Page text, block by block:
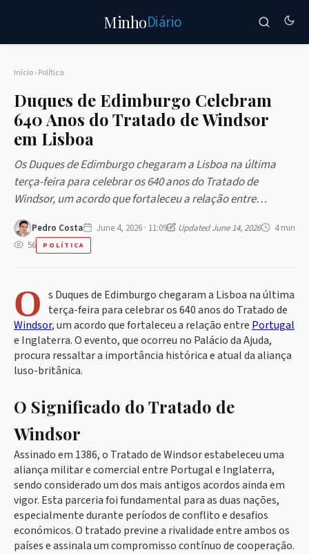
MinhoDiário
Início›Política
Duques de Edimburgo Celebram
640 Anos do Tratado de Windsor
em Lisboa
Os Duques de Edimburgo chegaram a Lisboa na última
terça-feira para celebrar os 640 anos do Tratado de
Windsor, um acordo que fortaleceu a relação entre…
Pedro Costa June 4, 2026 · 11:09 Updated June 14, 2026
4 min
56
POLÍTICA
O s Duques de Edimburgo chegaram a Lisboa na última
terça-feira para celebrar os 640 anos do Tratado de
Windsor, um acordo que fortaleceu a relação entre Portugal
e Inglaterra. O evento, que ocorreu no Palácio da Ajuda,
procura ressaltar a importância histórica e atual da aliança
luso-britânica.
O Significado do Tratado de
Windsor
Assinado em 1386, o Tratado de Windsor estabeleceu uma
aliança militar e comercial entre Portugal e Inglaterra,
sendo considerado um dos mais antigos acordos ainda em
vigor. Esta parceria foi fundamental para as duas nações,
especialmente durante períodos de conflito e desafios
económicos. O tratado previne a rivalidade entre ambos os
países e assinala um compromisso contínuo de cooperação.